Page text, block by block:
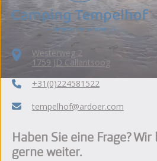
Westerweg 2
1759 JD Callantsoog
+31(0)224581522
tempelhof@ardoer.com
Haben Sie eine Frage?
gerne weiter.